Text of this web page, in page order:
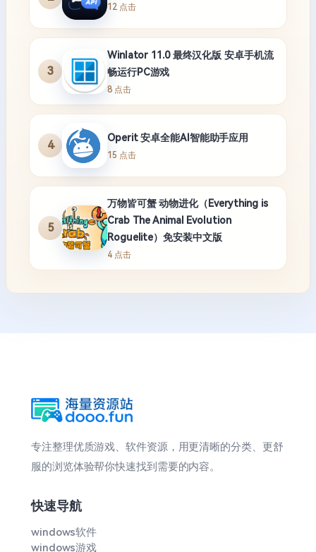
12 点击
3
Winlator 11.0 最终汉化版 安卓手机流
畅运行PC游戏
8 点击
4
Operit 安卓全能AI智能助手应用
15 点击
5
万物皆可蟹 动物进化（Everything is
Crab The Animal Evolution
Roguelite）免安装中文版
4 点击
专注整理优质游戏、软件资源，用更清晰的分类、更舒
服的浏览体验帮你快速找到需要的内容。
快速导航
windows软件
windows游戏